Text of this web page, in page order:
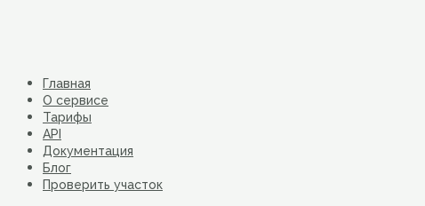
Главная
О сервисе
Тарифы
API
Документация
Блог
Проверить участок